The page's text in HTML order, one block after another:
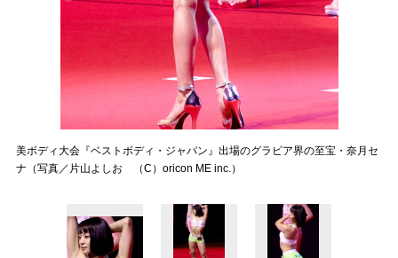
美ボディ大会『ベストボディ・ジャパン』出場のグラビア界の至宝・奈月セ
ナ（写真／片山よしお （C）oricon ME inc.）